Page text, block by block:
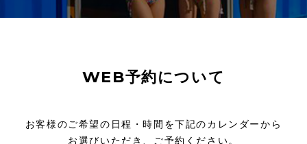
WEB予約について
お客様のご希望の日程・時間を下記のカレンダーから
お選びいただき、ご予約ください。